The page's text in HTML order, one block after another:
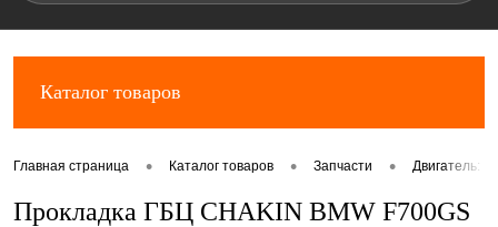
Каталог товаров
Главная страница • Каталог товаров • Запчасти • Двигатель:
Прокладка ГБЦ CHAKIN BMW F700GS